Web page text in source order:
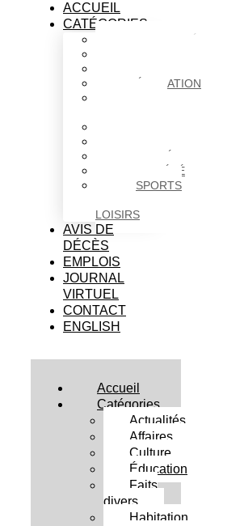
ACCUEIL
CATÉGORIES
ÉDUCATION
SOCIÉTÉ
SPORTS
LOISIRS
AVIS DE
DÉCÈS
EMPLOIS
JOURNAL
VIRTUEL
CONTACT
ENGLISH
Accueil
Catégories
Actualités
Affaires
Culture
Éducation
Faits
divers
Habitation